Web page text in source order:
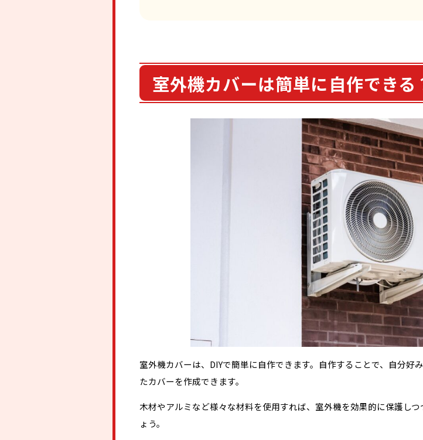
室外機カバーは簡単に自作できる
室外機カバーは、DIYで簡単に自作できます。自作することで、自分
たカバーを作成できます。
木材やアルミなど様々な材料を使用すれば、室外機を効果的に保護し
ょう。